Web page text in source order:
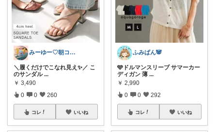
みーゆー♡朝コレ♡ママお助け隊
＼履くだけでこなれ見え✨／ こ
のサンダル ...
￥ 3,490
0 0 260
コレ いいね
ふみぱん🐼
🩵ドルマンスリーブ サマーカー
ディガン 薄 ...
￥ 2,990
0 0 292
コレ いいね